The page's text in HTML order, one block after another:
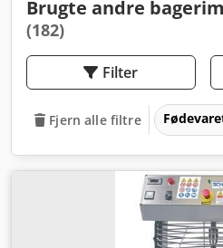
Brugte andre
(182)
Filter
Fjern alle filtre